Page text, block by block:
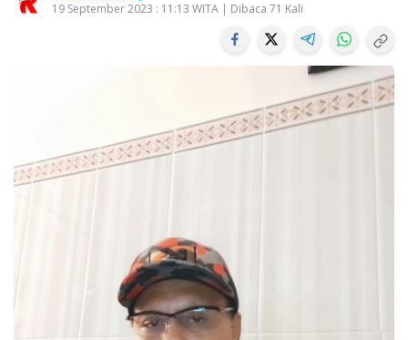
19 September 2023 : 11:13 WITA | Dibaca 71 Kali